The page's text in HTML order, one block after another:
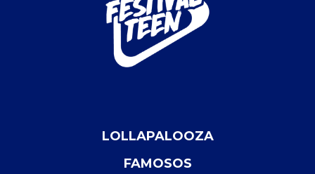
LOLLAPALOOZA
FAMOSOS